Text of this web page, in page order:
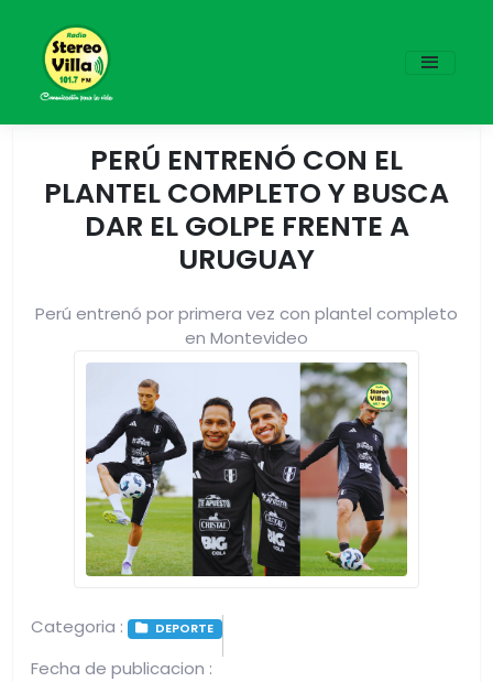
PERÚ ENTRENÓ CON EL
PLANTEL COMPLETO Y BUSCA
DAR EL GOLPE FRENTE A
URUGUAY
Perú entrenó por primera vez con plantel completo
en Montevideo
Categoria : DEPORTE
Fecha de publicacion :